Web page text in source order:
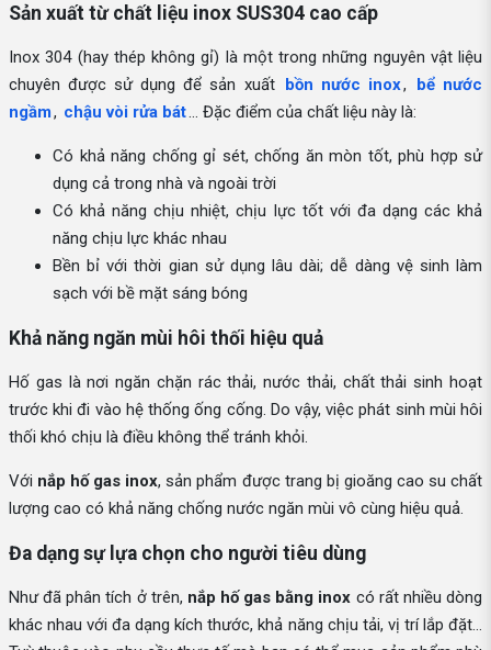
Sản xuất từ chất liệu inox SUS304 cao cấp
Inox 304 (hay thép không gỉ) là một trong những nguyên vật liệu
chuyên được sử dụng để sản xuất bồn nước inox,
bể nước
ngầm, chậu vòi rửa bát… Đặc điểm của chất liệu này là:
Có khả năng chống gỉ sét, chống ăn mòn tốt, phù hợp sử
dụng cả trong nhà và ngoài trời
Có khả năng chịu nhiệt, chịu lực tốt với đa dạng các khả
năng chịu lực khác nhau
Bền bỉ với thời gian sử dụng lâu dài; dễ dàng vệ sinh làm
sạch với bề mặt sáng bóng
Khả năng ngăn mùi hôi thối hiệu quả
Hố gas là nơi ngăn chặn rác thải, nước thải, chất thải sinh hoạt
trước khi đi vào hệ thống ống cống. Do vậy, việc phát sinh mùi hôi
thối khó chịu là điều không thể tránh khỏi.
Với nắp hố gas inox, sản phẩm được trang bị gioăng cao su chất
lượng cao có khả năng chống nước ngăn mùi vô cùng hiệu quả.
Đa dạng sự lựa chọn cho người tiêu dùng
Như đã phân tích ở trên, nắp hố gas bằng inox có rất nhiều dòng
khác nhau với đa dạng kích thước, khả năng chịu tải, vị trí lắp đặt…